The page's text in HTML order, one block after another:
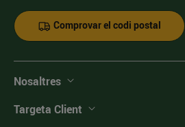
Comprovar el codi postal
Nosaltres
Targeta Client